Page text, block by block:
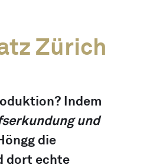
Zürich
Indem
und
die
dort echte